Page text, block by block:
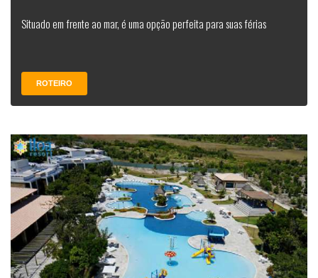
Situado em frente ao mar, é uma opção perfeita para suas férias
ROTEIRO